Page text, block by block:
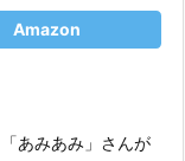
Amazon
「あみあみ」さんが